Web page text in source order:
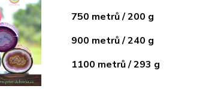
750 metrů / 200 g
900 metrů / 240 g
1100 metrů / 293 g